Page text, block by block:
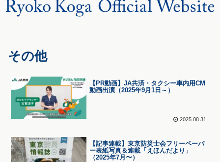
その他
【PR動画】JA共済・タクシー車内用CM
動画出演（2025年9月1日～）
2025.08.31
【記事連載】東京防災士会フリーペーパ
ー表紙写真＆連載「えほんだより」
（2025年7月〜）